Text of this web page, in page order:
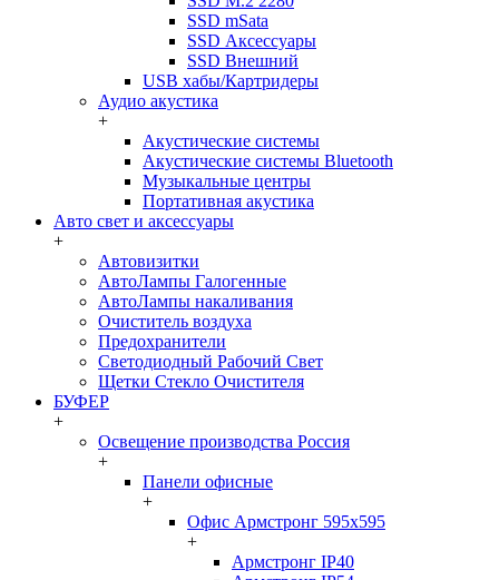
SSD mSata
SSD Аксессуары
SSD Внешний
USB хабы/Картридеры
Аудио акустика
+
Акустические системы
Акустические системы Bluetooth
Музыкальные центры
Портативная акустика
Авто свет и аксессуары
+
Автовизитки
АвтоЛампы Галогенные
АвтоЛампы накаливания
Очиститель воздуха
Предохранители
Светодиодный Рабочий Свет
Щетки Стекло Очистителя
БУФЕР
+
Освещение производства Россия
+
Панели офисные
+
Офис Армстронг 595x595
+
Армстронг IP40